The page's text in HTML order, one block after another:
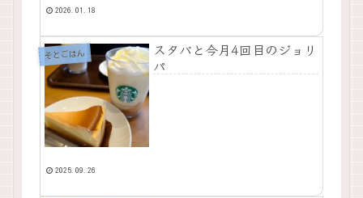
2026.01.18
そとごはん
スタバと今月4回目のジョリ
パ
2025.09.26